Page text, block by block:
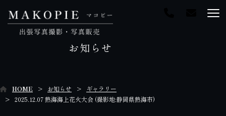
お知らせ
HOME お知らせ
ギャラリー
2025.12.07 熱海海上花火大会 (撮影地:静岡県熱海市)